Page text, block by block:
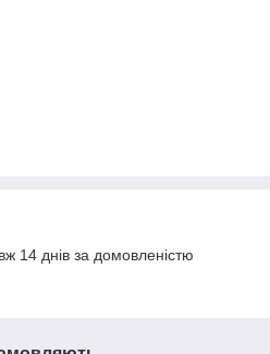
14 днів за домовленістю